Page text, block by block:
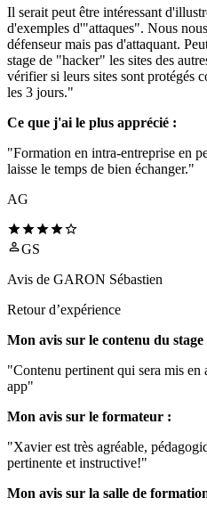
Il serait peut être intéressant
d'exemples d'"attaques". Nous
défenseur mais pas d'attaquant.
stage de "hacker" les sites des
vérifier si leurs sites sont protégés
les 3 jours."
Ce que j'ai le plus apprécié :
"Formation en intra-entreprise en
laisse le temps de bien échanger."
AG
GS
Avis de GARON Sébastien
Retour d’expérience
Mon avis sur le contenu du stage
"Contenu pertinent qui sera mis
app"
Mon avis sur le formateur :
"Xavier est très agréable,
pertinente et instructive!"
Mon avis sur la salle de